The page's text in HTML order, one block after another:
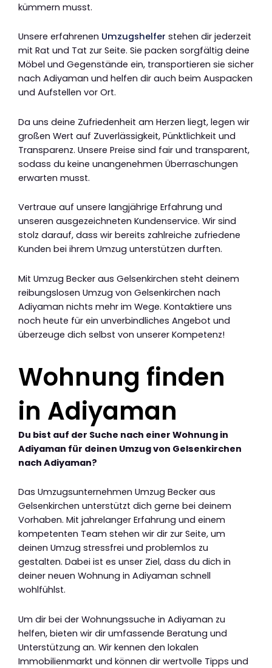
kümmern musst.
Unsere erfahrenen Umzugshelfer stehen dir jederzeit
mit Rat und Tat zur Seite. Sie packen sorgfältig deine
Möbel und Gegenstände ein, transportieren sie sicher
nach Adiyaman und helfen dir auch beim Auspacken
und Aufstellen vor Ort.
Da uns deine Zufriedenheit am Herzen liegt, legen wir
großen Wert auf Zuverlässigkeit, Pünktlichkeit und
Transparenz. Unsere Preise sind fair und transparent,
sodass du keine unangenehmen Überraschungen
erwarten musst.
Vertraue auf unsere langjährige Erfahrung und
unseren ausgezeichneten Kundenservice. Wir sind
stolz darauf, dass wir bereits zahlreiche zufriedene
Kunden bei ihrem Umzug unterstützen durften.
Mit Umzug Becker aus Gelsenkirchen steht deinem
reibungslosen Umzug von Gelsenkirchen nach
Adiyaman nichts mehr im Wege. Kontaktiere uns
noch heute für ein unverbindliches Angebot und
überzeuge dich selbst von unserer Kompetenz!
Wohnung finden
in Adiyaman
Du bist auf der Suche nach einer Wohnung in
Adiyaman für deinen Umzug von Gelsenkirchen
nach Adiyaman?
Das Umzugsunternehmen Umzug Becker aus
Gelsenkirchen unterstützt dich gerne bei deinem
Vorhaben. Mit jahrelanger Erfahrung und einem
kompetenten Team stehen wir dir zur Seite, um
deinen Umzug stressfrei und problemlos zu
gestalten. Dabei ist es unser Ziel, dass du dich in
deiner neuen Wohnung in Adiyaman schnell
wohlfühlst.
Um dir bei der Wohnungssuche in Adiyaman zu
helfen, bieten wir dir umfassende Beratung und
Unterstützung an. Wir kennen den lokalen
Immobilienmarkt und können dir wertvolle Tipps und